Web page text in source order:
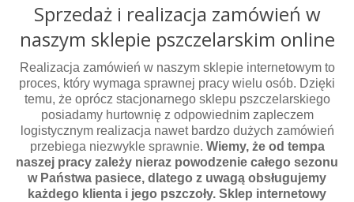
Sprzedaż i realizacja zamówień w
naszym sklepie pszczelarskim online
Realizacja zamówień w naszym sklepie internetowym to
proces, który wymaga sprawnej pracy wielu osób. Dzięki
temu, że oprócz stacjonarnego sklepu pszczelarskiego
posiadamy hurtownię z odpowiednim zapleczem
logistycznym realizacja nawet bardzo dużych zamówień
przebiega niezwykle sprawnie. Wiemy, że od tempa
naszej pracy zależy nieraz powodzenie całego sezonu
w Państwa pasiece, dlatego z uwagą obsługujemy
każdego klienta i jego pszczoły. Sklep internetowy